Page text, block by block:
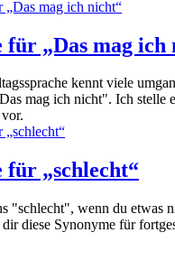
für „Das mag ich
kennt viele
mag ich nicht". Ich stelle
für „schlecht“
"schlecht", wenn du etwas
dir diese Synonyme für